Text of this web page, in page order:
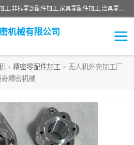
公司主要承接深圳精密零配件加工,非标零部配件加工,家具零配件加工,治具零配件加工,安徽精密零配件加工等各种各种精密机械加工，欢迎来来电咨询！
机械有限公司
> 精密零配件加工 > 无人机外壳加工厂
精密机械
绝缘材料加工
数控精密机加工